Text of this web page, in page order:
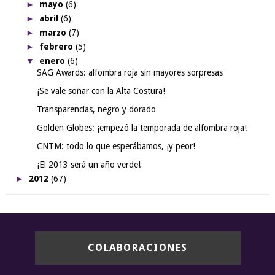
► mayo (6)
► abril (6)
► marzo (7)
► febrero (5)
▼ enero (6)
SAG Awards: alfombra roja sin mayores sorpresas
¡Se vale soñar con la Alta Costura!
Transparencias, negro y dorado
Golden Globes: ¡empezó la temporada de alfombra roja!
CNTM: todo lo que esperábamos, ¡y peor!
¡El 2013 será un año verde!
► 2012 (67)
COLABORACIONES